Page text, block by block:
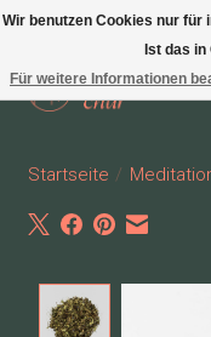
Startseite /
Wir benutzen Cookies nur für
Ist das
Für weitere Informationen